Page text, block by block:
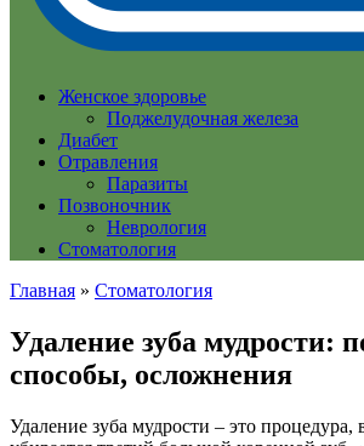
Женское здоровье
Поджелудочная железа
Диабет
Отравления
Паразиты
Позвоночник
Неврология
Стоматология
Главная » Стоматология
Удаление зуба мудрости:
способы, осложнения
Удаление зуба мудрости – это процедура,